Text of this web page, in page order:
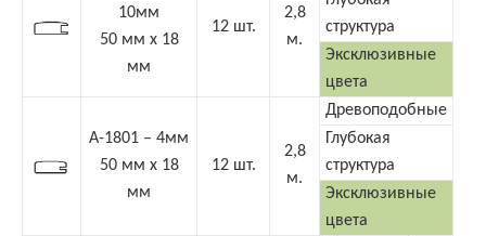
10мм
50 мм х 18
мм
12 шт.
2,8
м.
структура
Эксклюзивные
цвета
А-1801 – 4мм
50 мм х 18
мм
12 шт.
2,8
м.
Древоподобные
Глубокая
структура
Эксклюзивные
цвета